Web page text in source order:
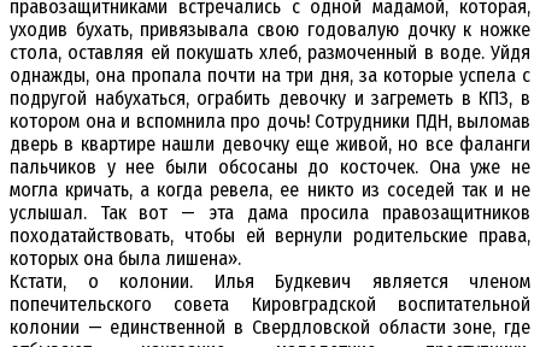
правозащитниками встречались с одной мадамой, которая,
уходив бухать, привязывала свою годовалую дочку к ножке
стола, оставляя ей покушать хлеб, размоченный в воде. Уйдя
однажды, она пропала почти на три дня, за которые успела с
подругой набухаться, ограбить девочку и загреметь в КПЗ, в
котором она и вспомнила про дочь! Сотрудники ПДН, выломав
дверь в квартире нашли девочку еще живой, но все фаланги
пальчиков у нее были обсосаны до косточек. Она уже не
могла кричать, а когда ревела, ее никто из соседей так и не
услышал. Так вот — эта дама просила правозащитников
походатайствовать, чтобы ей вернули родительские права,
которых она была лишена».
Кстати, о колонии. Илья Будкевич является членом
попечительского совета Кировградской воспитательной
колонии — единственной в Свердловской области зоне, где